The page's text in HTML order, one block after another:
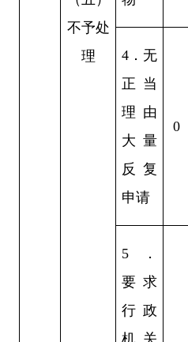
不予处
理
4 ． 无
正当
理由
大量
反复
申请
0
5 ．
要求
行政
机关